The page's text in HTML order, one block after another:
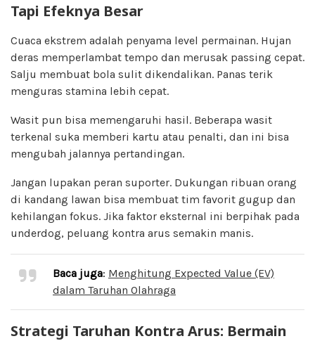
Tapi Efeknya Besar
Cuaca ekstrem adalah penyama level permainan. Hujan
deras memperlambat tempo dan merusak passing cepat.
Salju membuat bola sulit dikendalikan. Panas terik
menguras stamina lebih cepat.
Wasit pun bisa memengaruhi hasil. Beberapa wasit
terkenal suka memberi kartu atau penalti, dan ini bisa
mengubah jalannya pertandingan.
Jangan lupakan peran suporter. Dukungan ribuan orang
di kandang lawan bisa membuat tim favorit gugup dan
kehilangan fokus. Jika faktor eksternal ini berpihak pada
underdog, peluang kontra arus semakin manis.
Baca juga: Menghitung Expected Value (EV)
dalam Taruhan Olahraga
Strategi Taruhan Kontra Arus: Bermain